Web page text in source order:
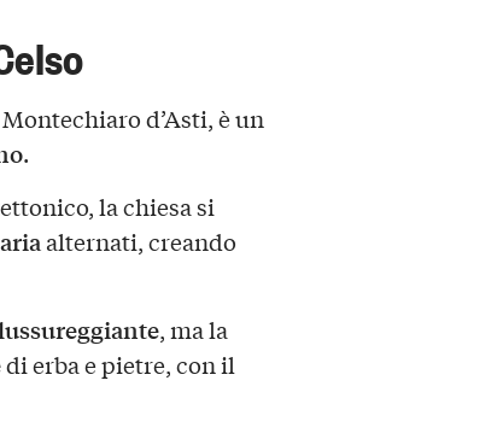
d’Asti, è un
.
la chiesa si
alternati, creando
, ma la
di erba e pietre, con il